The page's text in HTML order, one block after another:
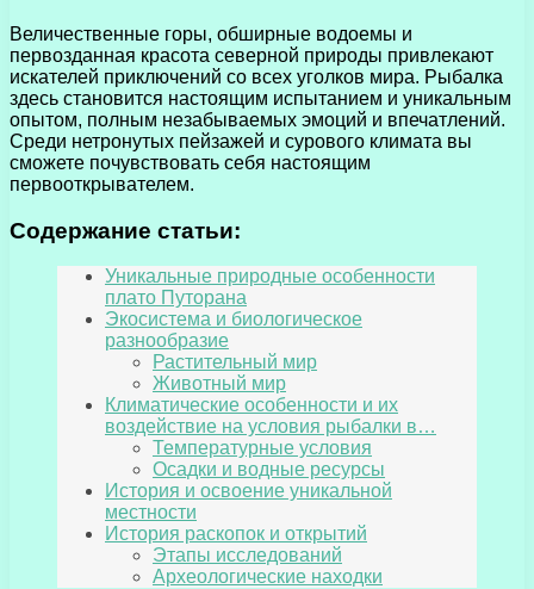
Величественные горы, обширные водоемы и
первозданная красота северной природы привлекают
искателей приключений со всех уголков мира. Рыбалка
здесь становится настоящим испытанием и уникальным
опытом, полным незабываемых эмоций и впечатлений.
Среди нетронутых пейзажей и сурового климата вы
сможете почувствовать себя настоящим
первооткрывателем.
Содержание статьи:
Уникальные природные особенности
плато Путорана
Экосистема и биологическое
разнообразие
Растительный мир
Животный мир
Климатические особенности и их
воздействие на условия рыбалки в…
Температурные условия
Осадки и водные ресурсы
История и освоение уникальной
местности
История раскопок и открытий
Этапы исследований
Археологические находки